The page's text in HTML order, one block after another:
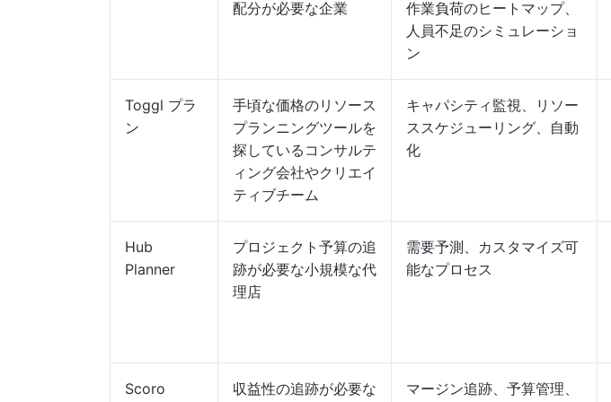
配分が必要な企業
作業負荷のヒートマップ、
人員不足のシミュレーショ
ン
Toggl プラ
ン
手頃な価格のリソース
プランニングツールを
探しているコンサルテ
ィング会社やクリエイ
ティブチーム
キャパシティ監視、リソー
ススケジューリング、自動
化
Hub
Planner
プロジェクト予算の追
跡が必要な小規模な代
理店
需要予測、カスタマイズ可
能なプロセス
Scoro 収益性の追跡が必要な マージン追跡、予算管理、